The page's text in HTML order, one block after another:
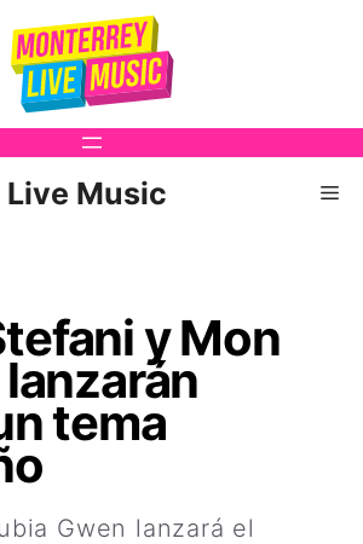
Music
y Mon
tema
Gwen lanzará el